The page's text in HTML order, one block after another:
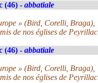
(46) - abbatiale
» (Bird, Corelli, Braga),
de nos églises de
(46) - abbatiale
» (Bird, Corelli, Braga),
de nos églises de